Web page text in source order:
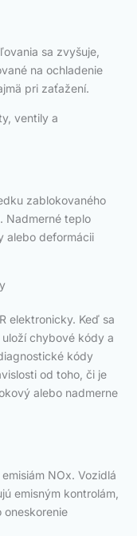
sa zvyšuje,
na ochladenie
pri zaťažení.
ventily a
zablokovaného
Nadmerné teplo
alebo deformácii
elektronicky. Keď sa
chybové kódy a
kódy
od toho, či je
alebo nadmerne
NOx. Vozidlá
emisným kontrolám,